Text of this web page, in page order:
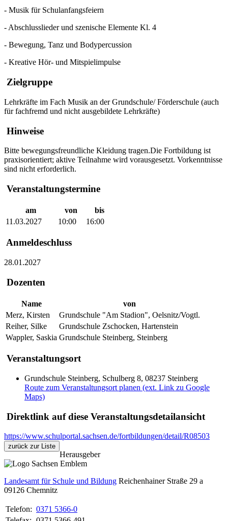
- Musik für Schulanfangsfeiern
- Abschlusslieder und szenische Elemente Kl. 4
- Bewegung, Tanz und Bodypercussion
- Kreative Hör- und Mitspielimpulse
Zielgruppe
Lehrkräfte im Fach Musik an der Grundschule/ Förderschule (auch
für fachfremd und nicht ausgebildete Lehrkräfte)
Hinweise
Bitte bewegungsfreundliche Kleidung tragen.Die Fortbildung ist
praxisorientiert; aktive Teilnahme wird vorausgesetzt. Vorkenntnisse
sind nicht erforderlich.
Veranstaltungstermine
am von
bis
11.03.2027
10:00 16:00
Anmeldeschluss
28.01.2027
Dozenten
Name
von
Merz, Kirsten
Grundschule "Am Stadion", Oelsnitz/Vogtl.
Reiher, Silke
Grundschule Zschocken, Hartenstein
Wappler, Saskia Grundschule Steinberg, Steinberg
Veranstaltungsort
Grundschule Steinberg, Schulberg 8, 08237 Steinberg
Route zum Veranstaltungsort planen (ext. Link zu Google
Maps)
Direktlink auf diese Veranstaltungsdetailansicht
https://www.schulportal.sachsen.de/fortbildungen/detail/R08503
zurück zur Liste
Herausgeber
Landesamt für Schule und Bildung Reichenhainer Straße 29 a
09126 Chemnitz
Telefon: 0371 5366-0